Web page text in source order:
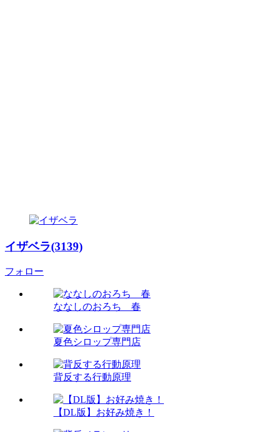
イザベラ(3139)
フォロー
ななしのおろち 春
夏色シロップ専門店
背反する行動原理
【DL版】お好み焼き！